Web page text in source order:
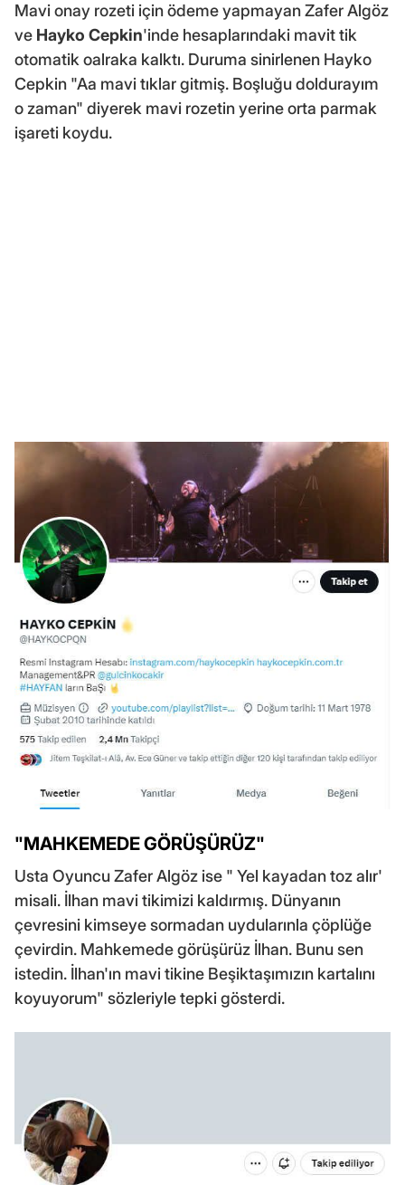
Mavi onay rozeti için ödeme yapmayan Zafer Algöz
ve Hayko Cepkin'inde hesaplarındaki mavit tik
otomatik oalraka kalktı. Duruma sinirlenen Hayko
Cepkin "Aa mavi tıklar gitmiş. Boşluğu doldurayım
o zaman" diyerek mavi rozetin yerine orta parmak
işareti koydu.
"MAHKEMEDE GÖRÜŞÜRÜZ"
Usta Oyuncu Zafer Algöz ise " Yel kayadan toz alır'
misali. İlhan mavi tikimizi kaldırmış. Dünyanın
çevresini kimseye sormadan uydularınla çöplüğe
çevirdin. Mahkemede görüşürüz İlhan. Bunu sen
istedin. İlhan'ın mavi tikine Beşiktaşımızın kartalını
koyuyorum" sözleriyle tepki gösterdi.